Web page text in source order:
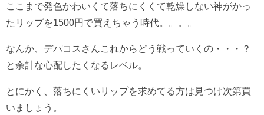
ここまで発色かわいくて落ちにくくて乾燥しない神がかっ
たリップを1500円で買えちゃう時代。。。。
なんか、デパコスさんこれからどう戦っていくの・・・？
と余計な心配したくなるレベル。
とにかく、落ちにくいリップを求めてる方は見つけ次第買
いましょう。